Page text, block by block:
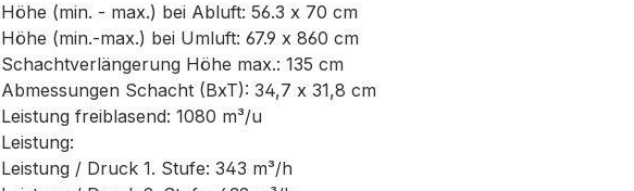
Höhe (min. - max.) bei Abluft: 56.3 x 70 cm
Höhe (min.-max.) bei Umluft: 67.9 x 860 cm
Schachtverlängerung Höhe max.: 135 cm
Abmessungen Schacht (BxT): 34,7 x 31,8 cm
Leistung freiblasend: 1080 m³/u
Leistung:
Leistung / Druck 1. Stufe: 343 m³/h